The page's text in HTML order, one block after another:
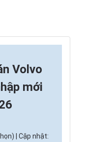
Volvo
mới
| Cập nhật: